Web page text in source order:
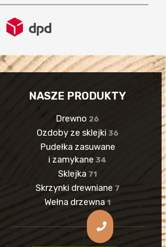
NASZE PRODUKTY
Drewno 26
Ozdoby ze sklejki 36
Pudełka zasuwane
i zamykane 34
Sklejka 71
Skrzynki drewniane 7
Wełna drzewna 1